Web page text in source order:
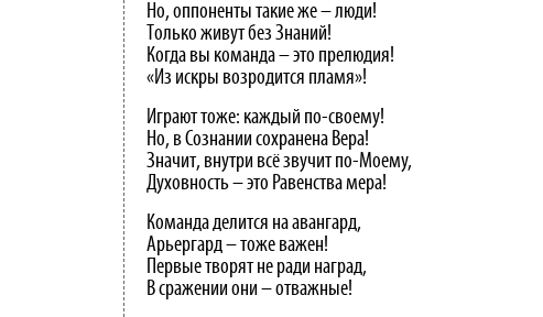
Но, оппоненты такие же – люди!
Только живут без Знаний!
Когда вы команда – это прелюдия!
«Из искры возродится пламя»!
Играют тоже: каждый по-своему!
Но, в Сознании сохранена Вера!
Значит, внутри всё звучит по-Моему,
Духовность – это Равенства мера!
Команда делится на авангард,
Арьергард – тоже важен!
Первые творят не ради наград,
В сражении они – отважные!